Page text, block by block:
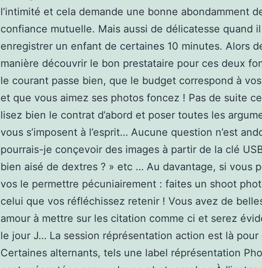
l’intimité et cela demande une bonne abondamment
confiance mutuelle. Mais aussi de délicatesse quand il
enregistrer un enfant de certaines 10 minutes. Alors
manière découvrir le bon prestataire pour ces deux
le courant passe bien, que le budget correspond à
et que vous aimez ses photos foncez ! Pas de suite
lisez bien le contrat d’abord et poser toutes les
vous s’imposent à l’esprit… Aucune question n’est
pourrais-je conçevoir des images à partir de la clé
bien aisé de dextres ? » etc … Au davantage, si vous
vos le permettre pécuniairement : faites un shoot
celui que vos réfléchissez retenir ! Vous avez de
amour à mettre sur les citation comme ci et serez
le jour J… La session réprésentation action est là pour
Certaines alternants, tels une label réprésentation